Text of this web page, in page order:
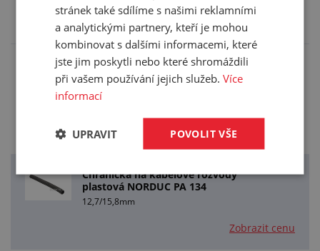
Zde je pro vás připravené příslušenství, které
doporučujeme k tomuto produktu.
Chránička na kabelové rozvody
plastová NORDUC PA 134
Zobrazit cenu
Chránička na kabelové rozvody
plastová NORDUC PA 134
12,7/15,8mm
Zobrazit cenu
stránek také sdílíme s našimi reklamními
a analytickými partnery, kteří je mohou
kombinovat s dalšími informacemi, které
jste jim poskytli nebo které shromáždili
při vašem používání jejich služeb.Více
informací
POVOLIT VŠE
UPRAVIT